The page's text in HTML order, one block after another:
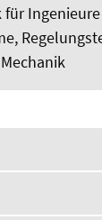
für Ingenieure